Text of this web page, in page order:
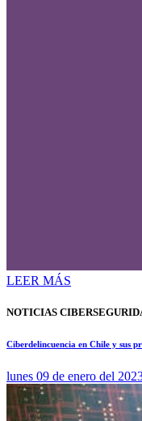
LEER MÁS
NOTICIAS
Ciberdelincuencia en Chile y sus
lunes 09 de enero del